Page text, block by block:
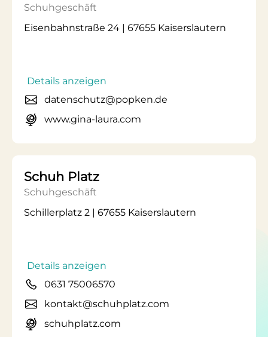
Schuhgeschäft
Eisenbahnstraße 24 | 67655 Kaiserslautern
Details anzeigen
datenschutz@popken.de
www.gina-laura.com
Schuh Platz
Schuhgeschäft
Schillerplatz 2 | 67655 Kaiserslautern
Details anzeigen
0631 75006570
kontakt@schuhplatz.com
schuhplatz.com